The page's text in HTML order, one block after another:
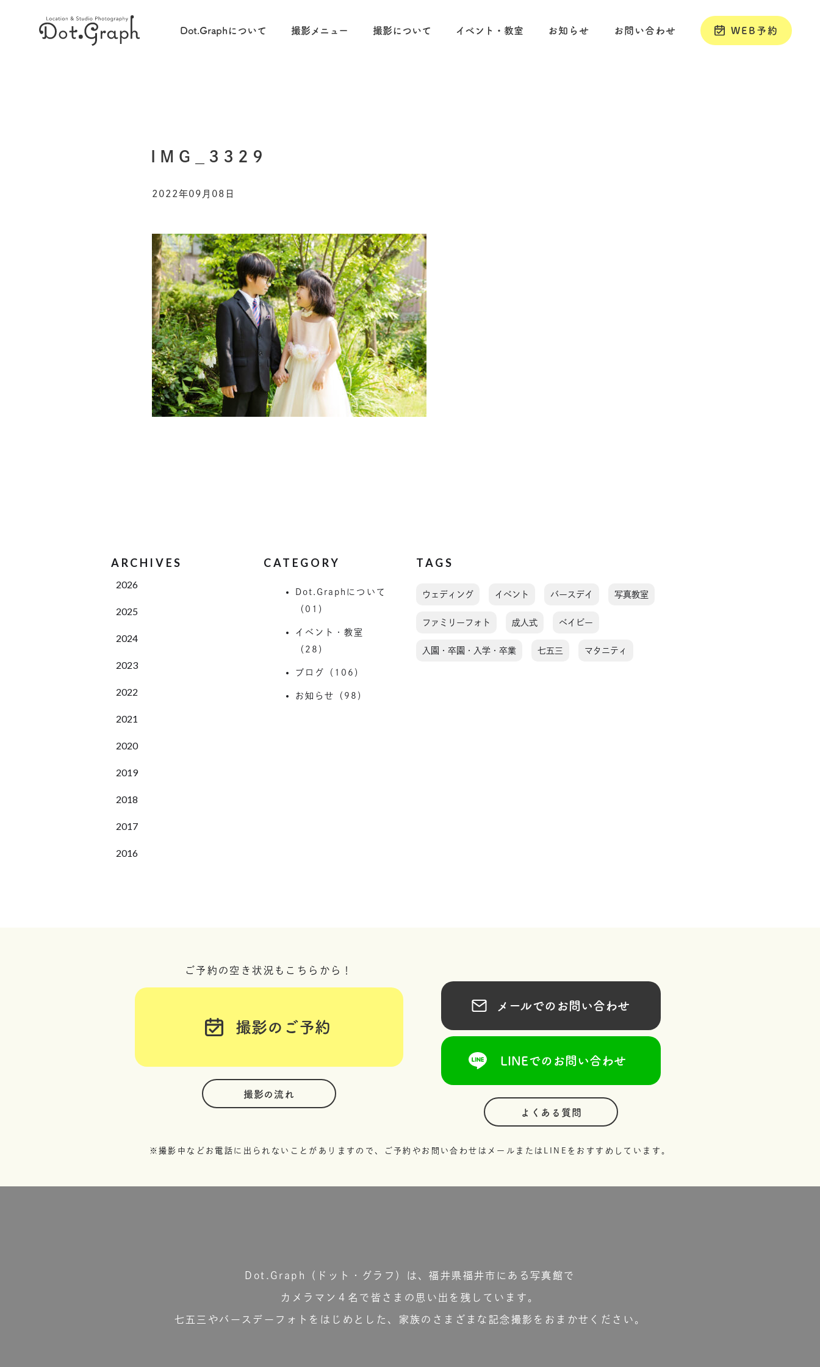
Dot.Graphについて 撮影メニュー 撮影について イベント・教室 お知らせ お問い合わせ WEB予約
IMG_3329
2022年09月08日
ARCHIVES
2026
2025
2024
2023
2022
2021
2020
2019
2018
2017
2016
CATEGORY
Dot.Graphについて
（01）
イベント・教室
（28）
ブログ（106）
お知らせ（98）
TAGS
ウェディング イベント バースデイ 写真教室
ファミリーフォト 成人式 ベイビー
入園・卒園・入学・卒業 七五三 マタニティ
ご予約の空き状況もこちらから！
撮影のご予約
撮影の流れ
メールでのお問い合わせ
LINEでのお問い合わせ
よくある質問
※撮影中などお電話に出られないことがありますので、ご予約やお問い合わせはメールまたはLINEをおすすめしています。
Dot.Graph（ドット・グラフ）は、福井県福井市にある写真館で
カメラマン４名で皆さまの思い出を残しています。
七五三やバースデーフォトをはじめとした、家族のさまざまな記念撮影をおまかせください。